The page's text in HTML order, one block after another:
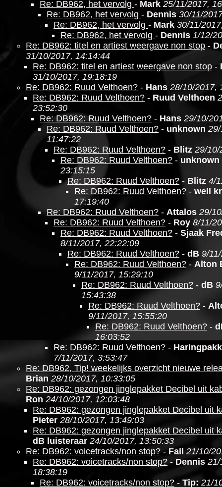
Re: DB962, het vervolg - Mark 25/11/2017,
Re: DB962, het vervolg - Dennis 30/11/
Re: DB962, het vervolg - Mark 30/11/
Re: DB962, het vervolg - Dennis 1/12/
Re: DB962: titel en artiest weergave non stop-
31/10/2017, 14:14:44
Re: DB962: titel en artiest weergave non stop -
31/10/2017, 19:18:19
Re: DB962: Ruud Velthoen? - Hans 28/10/2017,
Re: DB962: Ruud Velthoen? - Ruud Velthoen
23:52:30
Re: DB962: Ruud Velthoen? - Hans 29/10/
Re: DB962: Ruud Velthoen? - unknown
11:47:22
Re: DB962: Ruud Velthoen? - Blitz 29/10/
Re: DB962: Ruud Velthoen? - unknown
23:15:15
Re: DB962: Ruud Velthoen? - Blitz 4/
Re: DB962: Ruud Velthoen? - well
17:19:40
Re: DB962: Ruud Velthoen? - Attalos 29/
Re: DB962: Ruud Velthoen? - Roy 8/11/
Re: DB962: Ruud Velthoen? - Sjaak
8/11/2017, 22:22:09
Re: DB962: Ruud Velthoen? - dB 9/
Re: DB962: Ruud Velthoen? - Alton
9/11/2017, 15:29:10
Re: DB962: Ruud Velthoen? - dB
15:43:38
Re: DB962: Ruud Velthoen? -
9/11/2017, 15:55:20
Re: DB962: Ruud Velthoen? -
16:03:52
Re: DB962: Ruud Velthoen? -
7/11/2017, 3:53:47
Re: DB962, Tip! weekelijks overzicht nieuwe
Brian 28/10/2017, 10:33:05
Re: DB962: gezongen jinglepakket Decibel uit
Ron 24/10/2017, 12:03:48
Re: DB962: gezongen jinglepakket Decibel uit
Pieter 28/10/2017, 13:49:03
Re: DB962: gezongen jinglepakket Decibel uit
dB luisteraar 24/10/2017, 13:50:33
Re: DB962: voicetracks/non stop? - Fail 21/10/
Re: DB962: voicetracks/non stop? - Dennis 21/
18:38:19
Re: DB962: voicetracks/non stop? - Tip: 21/